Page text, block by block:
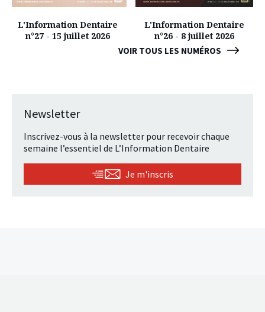
VOIR TOUS LES NUMÉROS
L'Information Dentaire
n°27 - 15 juillet 2026
L'Information Dentaire
n°26 - 8 juillet 2026
Newsletter
Inscrivez-vous à la newsletter pour recevoir chaque
semaine l’essentiel de L’Information Dentaire
Je m'inscris